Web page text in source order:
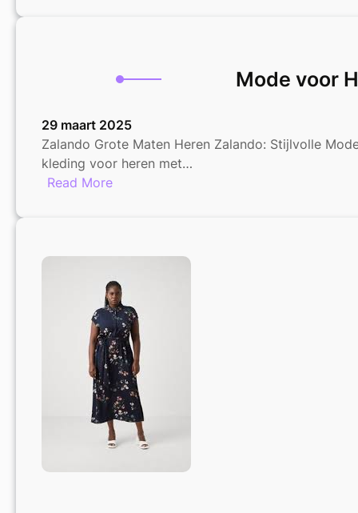
Stijlvolle
Korting!
Mode voor
29 maart 2025
Zalando Grote Maten Heren Zalando: Stijlvolle
kleding voor heren met…
Read More:
met
Grote
Maten
bij
Zalando